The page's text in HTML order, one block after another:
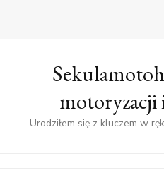
motoryzacji
Urodziłem się z kluczem w